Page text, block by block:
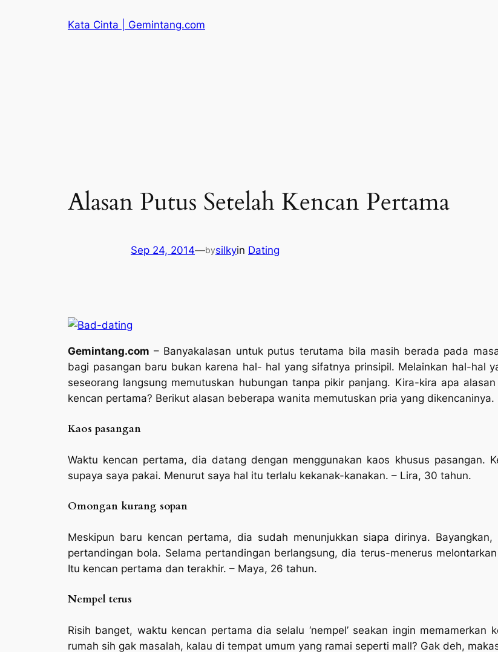
Kata Cinta | Gemintang.com
Alasan Putus Setelah Kencan Pertama
Sep 24, 2014—bysilkyin Dating
Gemintang.com – Banyakalasan untuk putus terutama bila masih berada pada
bagi pasangan baru bukan karena hal- hal yang sifatnya prinsipil. Melainkan hal-hal
seseorang langsung memutuskan hubungan tanpa pikir panjang. Kira-kira apa
kencan pertama? Berikut alasan beberapa wanita memutuskan pria yang dikencaninya.
Kaos pasangan
Waktu kencan pertama, dia datang dengan menggunakan kaos khusus pasangan.
supaya saya pakai. Menurut saya hal itu terlalu kekanak-kanakan. – Lira, 30 tahun.
Omongan kurang sopan
Meskipun baru kencan pertama, dia sudah menunjukkan siapa dirinya.
pertandingan bola. Selama pertandingan berlangsung, dia terus-menerus
Itu kencan pertama dan terakhir. – Maya, 26 tahun.
Nempel terus
Risih banget, waktu kencan pertama dia selalu ‘nempel’ seakan ingin memamerkan
rumah sih gak masalah, kalau di tempat umum yang ramai seperti mall? Gak deh,